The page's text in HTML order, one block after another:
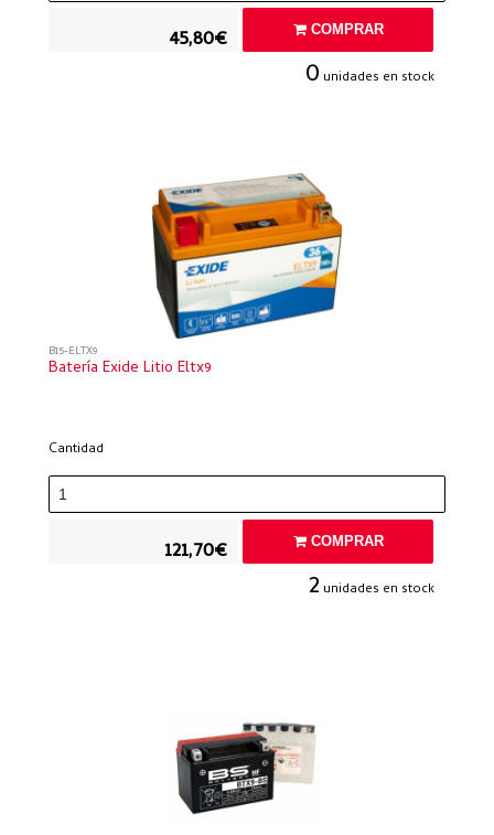
45,80€ COMPRAR
0 unidades en stock
B15-ELTX9
Batería Exide Litio Eltx9
Cantidad
121,70€ COMPRAR
2 unidades en stock